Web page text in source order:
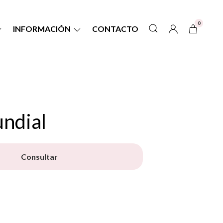
INFORMACIÓN CONTACTO
0
Consultar